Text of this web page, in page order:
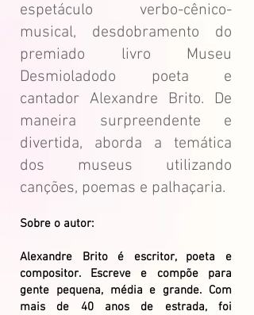
espetáculo verbo-cênico-
musical, desdobramento do
premiado livro Museu
Desmioladodo poeta e
cantador Alexandre Brito. De
maneira surpreendente e
divertida, aborda a temática
dos museus utilizando
canções, poemas e palhaçaria.
Sobre o autor:
Alexandre Brito é escritor, poeta e
compositor. Escreve e compõe para
gente pequena, média e grande. Com
mais de 40 anos de estrada, foi